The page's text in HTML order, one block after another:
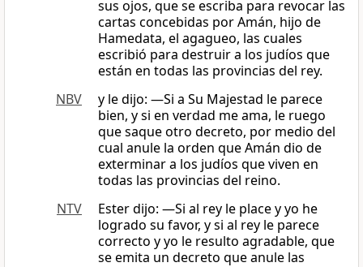
sus ojos, que se escriba para revocar las
cartas concebidas por Amán, hijo de
Hamedata, el agagueo, las cuales
escribió para destruir a los judíos que
están en todas las provincias del rey.
NBV
y le dijo: ―Si a Su Majestad le parece
bien, y si en verdad me ama, le ruego
que saque otro decreto, por medio del
cual anule la orden que Amán dio de
exterminar a los judíos que viven en
todas las provincias del reino.
NTV
Ester dijo: —Si al rey le place y yo he
logrado su favor, y si al rey le parece
correcto y yo le resulto agradable, que
se emita un decreto que anule las